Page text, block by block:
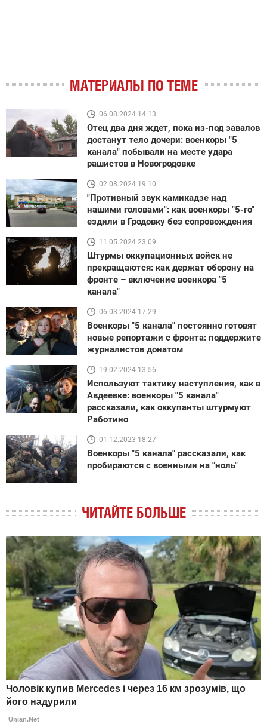
МАТЕРИАЛЫ ПО ТЕМЕ
06.08.2024 14:13
Отец два дня ждет, пока из-под завалов
достанут тело дочери: военкоры "5
канала" побывали на месте удара
рашистов в Новогродовке
02.08.2024 19:10
"Противный звук камикадзе над
нашими головами": как военкоры "5-го"
ездили в Гродовку без сопровождения
11.05.2024 23:09
Штурмы оккупационных войск не
прекращаются: как держат оборону на
фронте – включение военкора "5
канала"
06.03.2024 17:29
Военкоры "5 канала" постоянно готовят
новые репортажи с фронта: поддержите
журналистов донатом
19.02.2024 13:56
Используют тактику наступления, как в
Авдеевке: военкоры "5 канала"
рассказали, как оккупанты штурмуют
Работино
01.12.2023 18:27
Военкоры "5 канала" рассказали, как
пробираются с военными на "ноль"
ЧИТАЙТЕ БОЛЬШЕ